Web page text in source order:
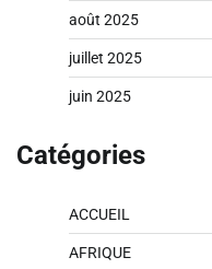
août 2025
juillet 2025
juin 2025
Catégories
ACCUEIL
AFRIQUE